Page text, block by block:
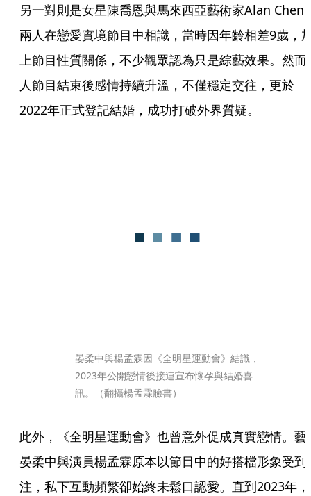
另一對則是女星陳喬恩與馬來西亞藝術家Alan Chen
兩人在戀愛實境節目中相識，當時因年齡相差9歲，
上節目性質關係，不少觀眾認為只是綜藝效果。然而
人節目結束後感情持續升溫，不僅穩定交往，更於
2022年正式登記結婚，成功打破外界質疑。
晏柔中與楊孟霖因《全明星運動會》結識，
2023年公開戀情後接連宣布懷孕與結婚喜
訊。（翻攝楊孟霖臉書）
此外，《全明星運動會》也曾意外促成真實戀情。藝
晏柔中與演員楊孟霖原本以節目中的好搭檔形象受到
注，私下互動頻繁卻始終未鬆口認愛。直到2023年，